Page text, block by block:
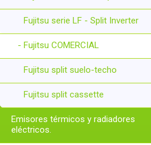
Fujitsu serie LF - Split Inverter
- Fujitsu COMERCIAL
Fujitsu split suelo-techo
Fujitsu split cassette
Emisores térmicos y radiadores
eléctricos.